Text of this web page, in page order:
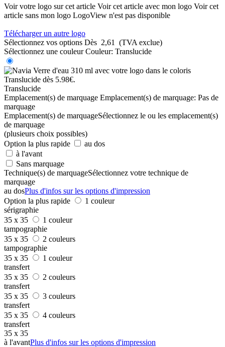
Voir votre logo sur cet article Voir cet article avec mon logo Voir cet
article sans mon logo LogoView n'est pas disponible
Télécharger un autre logo
Sélectionnez vos options Dès 2,61
(TVA exclue)
Sélectionnez une couleur Couleur: Translucide
Translucide
Emplacement(s) de marquage Emplacement(s) de marquage: Pas de
marquage
Emplacement(s) de marquageSélectionnez le ou les emplacement(s)
de marquage
(plusieurs choix possibles)
Option la plus rapide
au dos
à l'avant
Sans marquage
Technique(s) de marquageSélectionnez votre technique de
marquage
au dosPlus d'infos sur les options d'impression
Option la plus rapide
1 couleur
sérigraphie
35 x 35
1 couleur
tampographie
35 x 35
2 couleurs
tampographie
35 x 35
1 couleur
transfert
35 x 35
2 couleurs
transfert
35 x 35
3 couleurs
transfert
35 x 35
4 couleurs
transfert
35 x 35
à l'avantPlus d'infos sur les options d'impression